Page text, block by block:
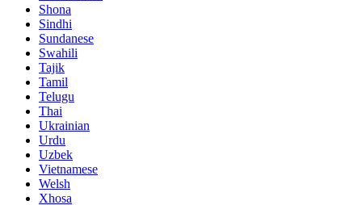
Shona
Sindhi
Sundanese
Swahili
Tajik
Tamil
Telugu
Thai
Ukrainian
Urdu
Uzbek
Vietnamese
Welsh
Xhosa